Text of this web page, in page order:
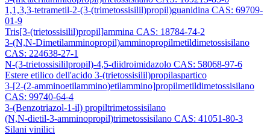
1,1,3,3-tetrametil-2-(3-(trimetossisilil)propil)guanidina CAS: 69709-
01-9
Tris[3-(trietossisilil)propil]ammina CAS: 18784-74-2
3-(N,N-Dimetilamminopropil)amminopropilmetildimetossisilano
CAS: 224638-27-1
N-(3-trietossisililpropil)-4,5-diidroimidazolo CAS: 58068-97-6
Estere etilico dell'acido 3-(trietossisilil)propilaspartico
3-[2-(2-amminoetilammino)etilammino]propilmetildimetossisilano
CAS: 99740-64-4
3-(Benzotriazol-1-il) propiltrimetossisilano
(N,N-dietil-3-amminopropil)trimetossisilano CAS: 41051-80-3
Silani vinilici